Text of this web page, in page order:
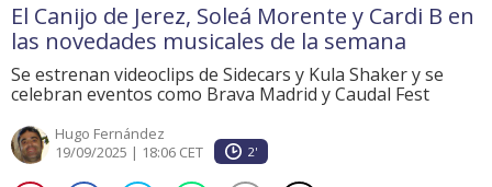
El Canijo de Jerez, Soleá Morente y Cardi B en
las novedades musicales de la semana
Se estrenan videoclips de Sidecars y Kula Shaker y se
celebran eventos como Brava Madrid y Caudal Fest
Hugo Fernández
19/09/2025 | 18:06 CET
2'